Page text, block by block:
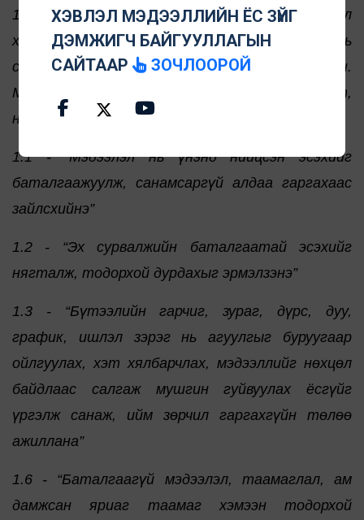
1 - “Олон түмэнд үнэнд нийцсэн мэдээлэл
хүргэх, хүнлэг ёс, хүн чанарыг эрхэмлэх нь
сэтгүүл зүйн эрхэм дээд үнэт зүйл мөн.
Мэдээллийг нягтлах нь сэтгүүл зүйн нягт,
нямбай үйл ажиллагааны үндсэн зарчим болно”
1.1 - “Мэдээлэл нь үнэнд нийцсэн эсэхийг
баталгаажуулж, санамсаргүй алдаа гаргахаас
зайлсхийнэ”
1.2 - “Эх сурвалжийн баталгаатай эсэхийг
нягталж, тодорхой дурдахыг эрмэлзэнэ”
1.3 - “Бүтээлийн гарчиг, зураг, дүрс, дуу,
график, ишлэл зэрэг нь агуулгыг буруугаар
ойлгуулах, хэт хялбарчлах, мэдээллийг нөхцөл
байдлаас салгаж мушгин гуйвуулах ёсгүйг
үргэлж санаж, ийм зөрчил гаргахгүйн төлөө
ажиллана”
1.6 - “Баталгаагүй мэдээлэл, таамаглал, ам
дамжсан яриаг таамаг хэмээн тодорхой
ХЭВЛЭЛ МЭДЭЭЛЛИЙН ЁС ЗҮЙГ
ДЭМЖИГЧ БАЙГУУЛЛАГЫН
САЙТААР
ЗОЧЛООРОЙ